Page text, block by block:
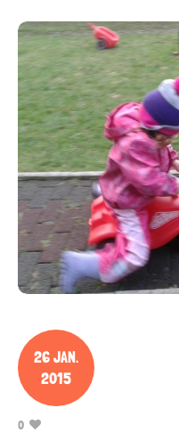
26 JAN.
2015
0